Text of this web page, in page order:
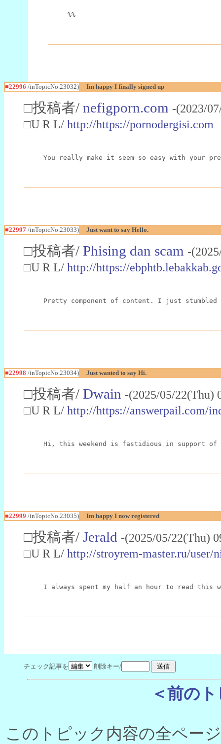
%%
■22996 /inTopicNo.23032) Im happy I finally signed up
□投稿者/ nefigporn.com -(2023/
□U R L/ http://https://pornodergisi.com
You really make it seem so easy with your
■22997 /inTopicNo.23033) Just want to say Hello.
□投稿者/ Phising dan scam -
□U R L/ http://https://
Pretty component of content. I just
■22998 /inTopicNo.23034) Just wanted to say Hi.
□投稿者/ Dwain -(2025/05/
□U R L/ http://https://answerpail.com/
Hi, this weekend is fastidious in support of
■22999 /inTopicNo.23035) Im happy I now registered
□投稿者/ Jerald -(2025/05/22(Thu)
□U R L/ http://stroyrem-master.ru/user/
I always spent my half an hour to read
チェック記事を 削除キー/
＜前の
このトピック内容の全ペー